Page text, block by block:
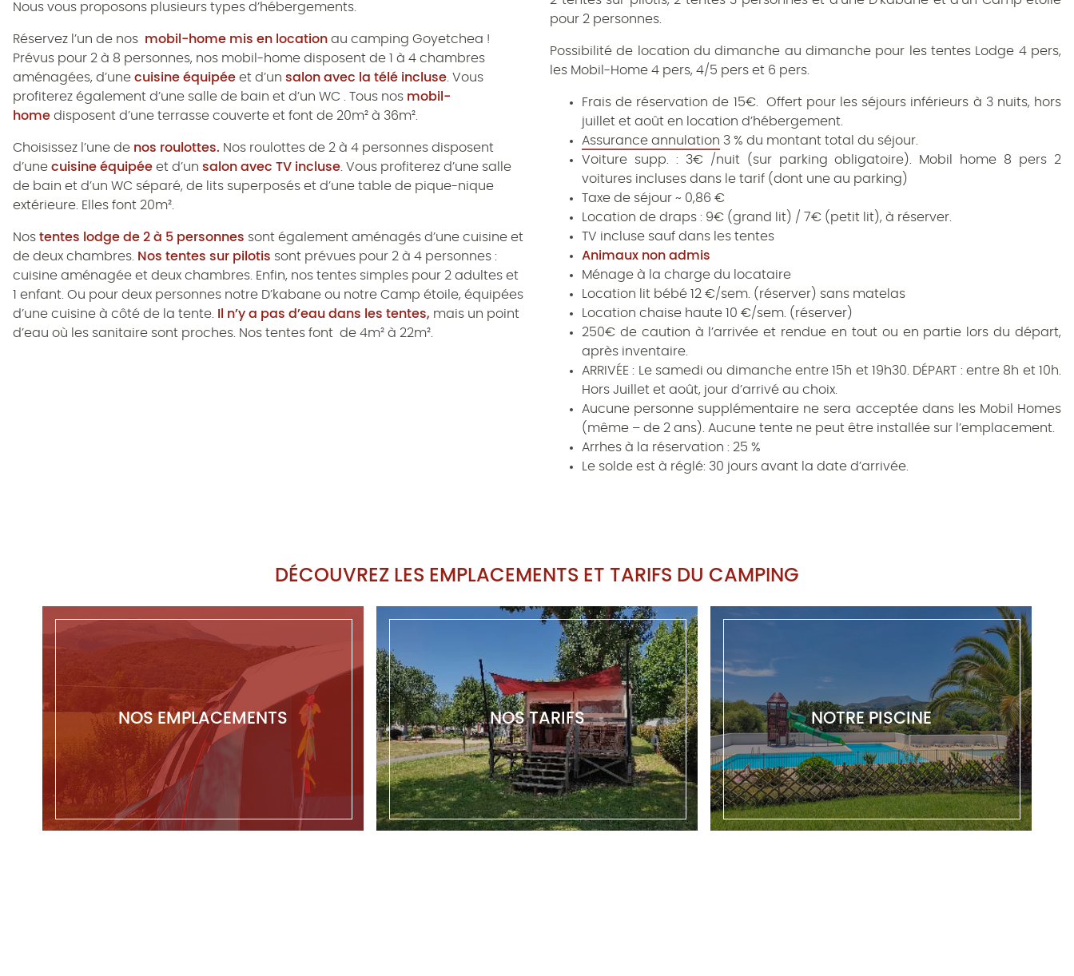
Nous vous proposons plusieurs types d’hébergements.
Réservez l’un de nos mobil-home mis en location au camping Goyetchea !
Prévus pour 2 à 8 personnes, nos mobil-home disposent de 1 à 4 chambres
aménagées, d’une cuisine équipée et d’un salon avec la télé incluse . Vous
profiterez également d’une salle de bain et d’un WC . Tous nos mobil-
home disposent d’une terrasse couverte et font de 20m² à 36m².
Choisissez l’une de nos roulottes. Nos roulottes de 2 à 4 personnes disposent
d’une cuisine équipée et d’un salon avec TV incluse . Vous profiterez d’une salle
de bain et d’un WC séparé, de lits superposés et d’une table de pique-nique
extérieure. Elles font 20m².
Nos tentes lodge de 2 à 5 personnes sont également aménagés d’une cuisine et
de deux chambres.
Nos tentes sur pilotis sont prévues pour 2 à 4 personnes :
cuisine aménagée et deux chambres. Enfin, nos tentes simples pour 2 adultes et
1 enfant. Ou pour deux personnes notre D’kabane ou notre Camp étoile, équipées
d’une cuisine à côté de la tente.
Il n’y a pas d’eau dans les tentes, mais un point
d’eau où les sanitaire sont proches. Nos tentes font de 4m² à 22m².
pour 2 personnes.
Possibilité de location du dimanche au dimanche pour les tentes Lodge 4 pers,
les Mobil-Home 4 pers, 4/5 pers et 6 pers.
Frais de réservation de 15€. Offert pour les séjours inférieurs à 3 nuits, hors
juillet et août en location d’hébergement.
Assurance annulation 3 % du montant total du séjour.
Voiture supp. : 3€ /nuit (sur parking obligatoire). Mobil home 8 pers 2
voitures incluses dans le tarif (dont une au parking)
Taxe de séjour ~ 0,86 €
Location de draps : 9€ (grand lit) / 7€ (petit lit), à réserver.
TV incluse sauf dans les tentes
Animaux non admis
Ménage à la charge du locataire
Location lit bébé 12 €/sem. (réserver) sans matelas
Location chaise haute 10 €/sem. (réserver)
250€ de caution à l’arrivée et rendue en tout ou en partie lors du départ,
après inventaire.
ARRIVÉE : Le samedi ou dimanche entre 15h et 19h30. DÉPART : entre 8h et 10h.
Hors Juillet et août, jour d’arrivé au choix.
Aucune personne supplémentaire ne sera acceptée dans les Mobil Homes
(même – de 2 ans). Aucune tente ne peut être installée sur l’emplacement.
Arrhes à la réservation : 25 %
Le solde est à réglé: 30 jours avant la date d’arrivée.
DÉCOUVREZ LES EMPLACEMENTS ET TARIFS DU CAMPING
NOS EMPLACEMENTS NOS TARIFS NOTRE PISCINE